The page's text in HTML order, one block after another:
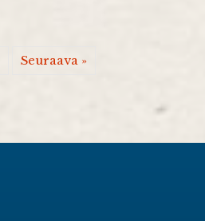
Seuraava »